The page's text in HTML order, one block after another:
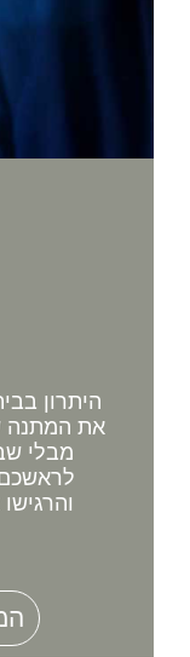
היתרון
את המתנה
מבלי